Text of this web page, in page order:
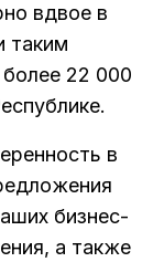
вдвое в
таким
22 000
в
бизнес-
а также